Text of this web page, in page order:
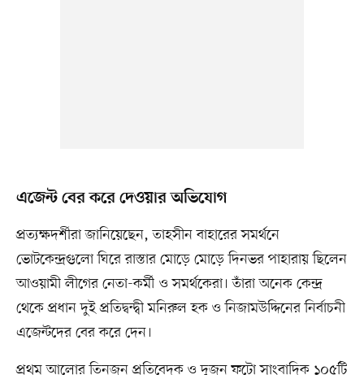
এজেন্ট বের করে দেওয়ার অভিযোগ
প্রত্যক্ষদর্শীরা জানিয়েছেন, তাহসীন বাহারের সমর্থনে
ভোটকেন্দ্রগুলো ঘিরে রাস্তার মোড়ে মোড়ে দিনভর পাহারায় ছিলেন
আওয়ামী লীগের নেতা-কর্মী ও সমর্থকেরা। তাঁরা অনেক কেন্দ্র
থেকে প্রধান দুই প্রতিদ্বন্দ্বী মনিরুল হক ও নিজামউদ্দিনের নির্বাচনী
এজেন্টদের বের করে দেন।
প্রথম আলোর তিনজন প্রতিবেদক ও দুজন ফটো সাংবাদিক ১০৫টি